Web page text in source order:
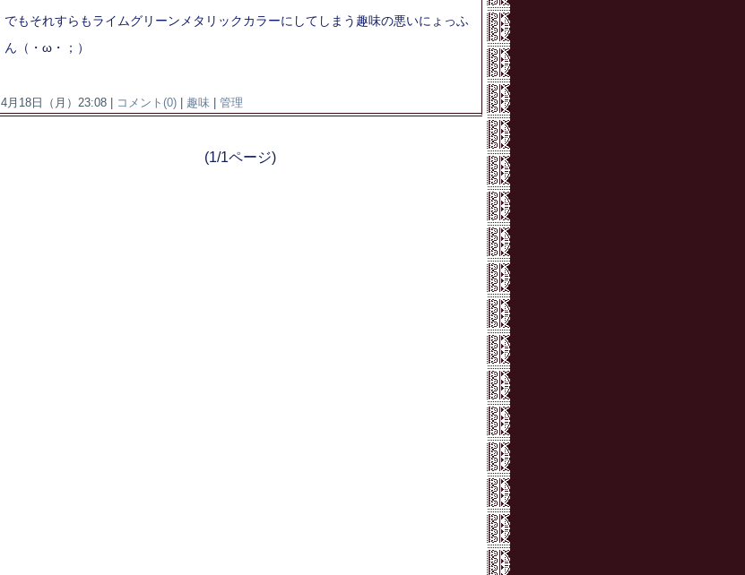
でもそれすらもライムグリーンメタリックカラーにしてしまう趣味の悪いにょっふ
ん（・ω・；）
4月18日（月）23:08 | コメント(0) 趣味 管理
(1/1ページ)